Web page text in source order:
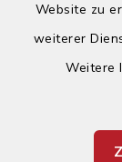
Website zu
weiterer
Weitere